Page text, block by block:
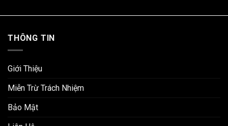
THÔNG TIN
Giới Thiệu
Miễn Trừ Trách Nhiệm
Bảo Mật